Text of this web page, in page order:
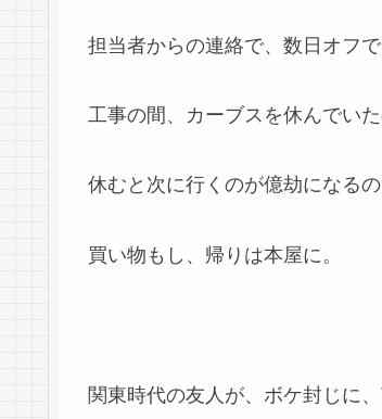
担当者からの連絡で、数日オフ
工事の間、カーブスを休んでい
休むと次に行くのが億劫になる
買い物もし、帰りは本屋に。
関東時代の友人が、ボケ封じに